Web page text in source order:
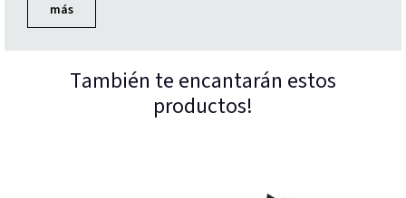
más
También te encantarán estos
productos!